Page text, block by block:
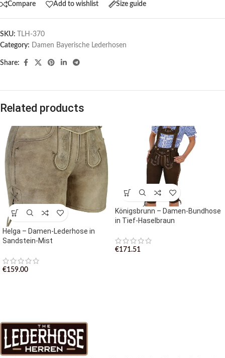
Compare Add to wishlist Size guide
SKU:
TLH-370
Category:
Damen Bayerische Lederhosen
Share:
Related products
Helga – Damen-Lederhose in
Sandstein-Mist
€159.00
Königsbrunn – Damen-Bundhose
in Tief-Haselbraun
€171.51